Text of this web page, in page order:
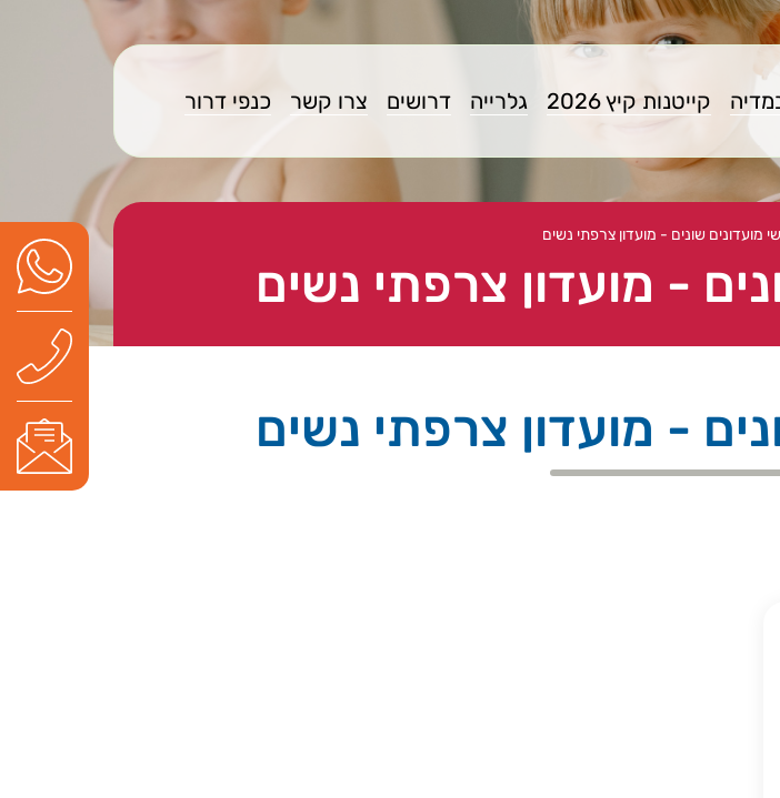
קייטנות קיץ 2026 גלרייה דרושים צרו קשר כנפי דרור
מועדונים שונים - מועדון צרפתי נשים
- מועדון צרפתי נשים
- מועדון צרפתי נשים